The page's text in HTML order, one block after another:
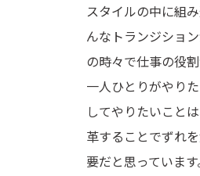
スタイルの中に組
んなトランジショ
の時々で仕事の役
一人ひとりがやり
してやりたいこと
革することでずれ
要だと思っています